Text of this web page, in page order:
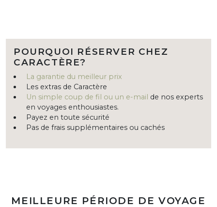
POURQUOI RÉSERVER CHEZ
CARACTÈRE?
La garantie du meilleur prix
Les extras de Caractère
Un simple coup de fil ou un e-mail de nos experts
en voyages enthousiastes.
Payez en toute sécurité
Pas de frais supplémentaires ou cachés
MEILLEURE PÉRIODE DE VOYAGE